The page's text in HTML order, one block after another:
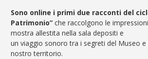
Sono online i primi due racconti del
Patrimonio”che raccolgono le
mostra allestita nella sala depositi e
un viaggio sonoro tra i segreti del Museo e
nostro territorio.